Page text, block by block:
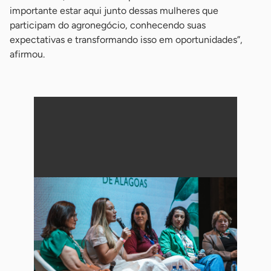
importante estar aqui junto dessas mulheres que
participam do agronegócio, conhecendo suas
expectativas e transformando isso em oportunidades”,
afirmou.